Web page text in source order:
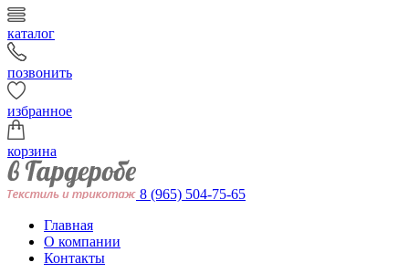
каталог
позвонить
избранное
корзина
8 (965) 504-75-65
Главная
О компании
Контакты